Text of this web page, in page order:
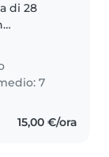
di 28
verso i
7
15,00 €/ora